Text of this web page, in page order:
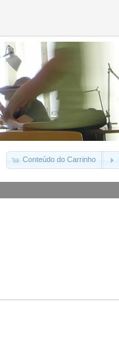
Conteúdo do Carrinho